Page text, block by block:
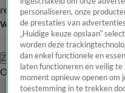
redactie
Volg Hart van Nederland
Zoeken
OverzichtRegioUitzendingen
personaliseren, onze
de prestaties van
„Huidige keuze opslaan”
worden deze
dan enkel functionele en
laten functioneren en veilig
moment opnieuw openen om
toestemming in te trekken